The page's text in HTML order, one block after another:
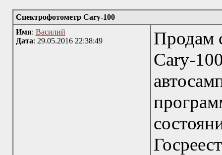
Спектрофотометр Cary-100
Имя: Василий
Дата: 29.05.2016 22:38:49
Продам